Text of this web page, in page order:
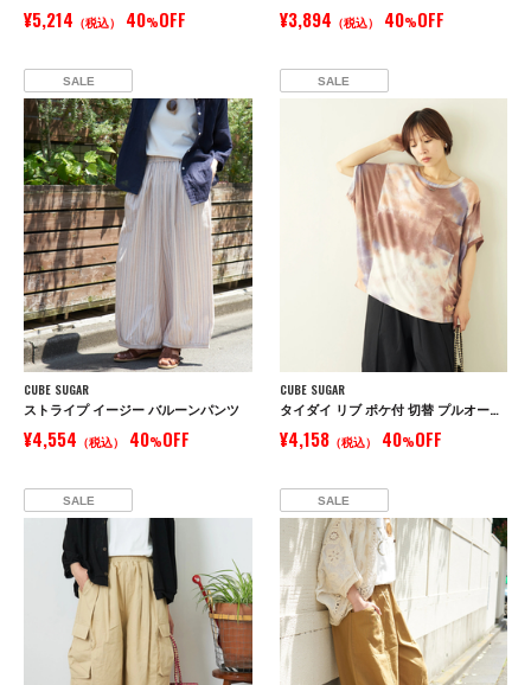
¥5,214 （税込） 40%OFF ¥3,894 （税込） 40%OFF
SALE
CUBE SUGAR
ストライプ イージー バルーンパンツ
¥4,554 （税込） 40%OFF
SALE
CUBE SUGAR
タイダイ リブ ポケ付 切替 プルオーバー Tシャツ
¥4,158（税込） 40%OFF
SALE SALE